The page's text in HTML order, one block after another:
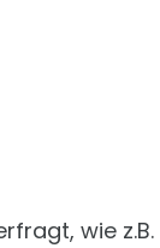
wie